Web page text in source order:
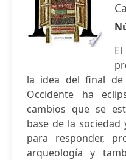
la idea del final de
Occidente ha
cambios que se
base de la sociedad
para responder,
arqueología y